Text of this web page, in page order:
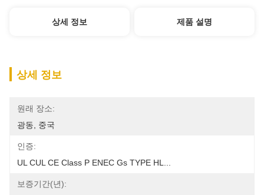
상세 정보 제품 설명
상세 정보
원래 장소:
광동, 중국
인증:
UL CUL CE Class P ENEC Gs TYPE HL...
보증기간(년):